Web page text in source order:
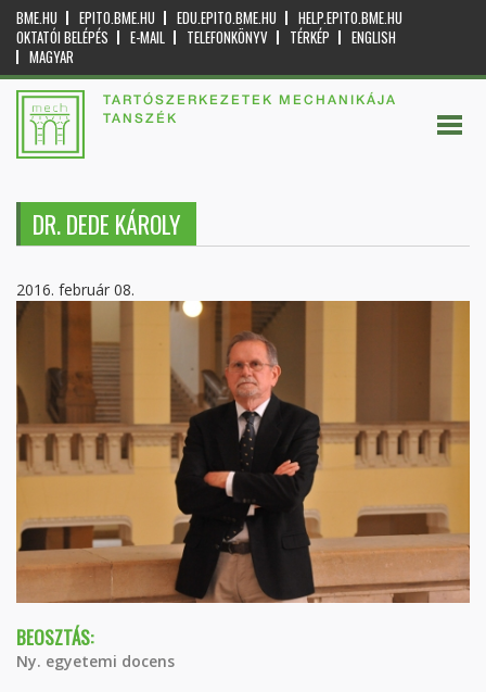
BME.HU EPITO.BME.HU EDU.EPITO.BME.HU
HELP.EPITO.BME.HU
OKTATÓI BELÉPÉS
E-MAIL TELEFONKÖNYV TÉRKÉP
ENGLISH
MAGYAR
TARTÓSZERKEZETEK MECHANIKÁJA
TANSZÉK
DR. DEDE KÁROLY
2016. február 08.
BEOSZTÁS:
Ny. egyetemi docens